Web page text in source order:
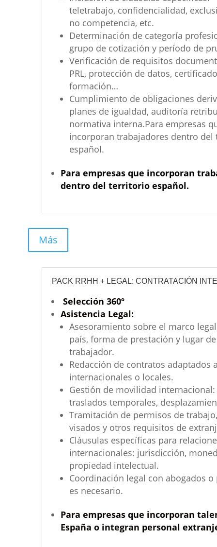
teletrabajo, confidencialidad,
no competencia, etc.
Determinación de categoría
grupo de cotización y período de
Verificación de requisitos
PRL, protección de datos,
formación…
Cumplimiento de obligaciones
planes de igualdad, auditoría
normativa interna.Para empresas
incorporan trabajadores dentro
español.
Para empresas que incorporan
dentro del territorio español.
Más
PACK RRHH + LEGAL: CONTRATACIÓN
Selección 360º
Asistencia Legal:
Asesoramiento sobre el marco
país, forma de prestación y lugar
trabajador.
Redacción de contratos adaptados
internacionales o locales.
Gestión de movilidad
traslados temporales,
Tramitación de permisos de
visados y otros requisitos de
Cláusulas específicas para
internacionales: jurisdicción,
propiedad intelectual.
Coordinación legal con abogados
es necesario.
Para empresas que incorporan
España o integran personal